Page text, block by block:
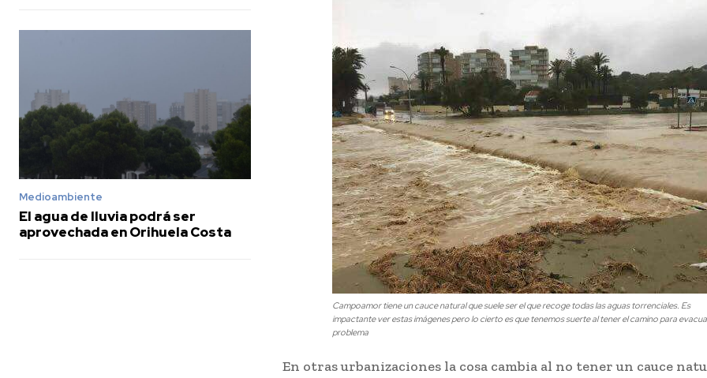
Medioambiente
El agua de lluvia podrá ser
aprovechada en Orihuela Costa
Campoamor tiene un cauce natural que suele ser el que recoge todas las aguas torrenciales. Es
impactante ver estas imágenes pero lo cierto es que tenemos suerte al tener el camino para
problema
En otras urbanizaciones la cosa cambia al no tener un cauce